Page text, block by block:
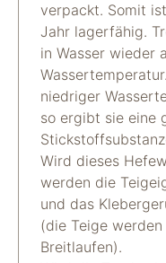
verpackt. Somit
Jahr lagerfähig.
in Wasser wieder
niedriger
so ergibt sie eine
Wird dieses
werden die
und das
(die Teige
Breitlaufen).